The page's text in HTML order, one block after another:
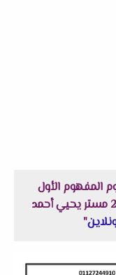
المفهوم الأول
للصف الرابع الإبتدائي الترم الأول 2025 مستر يحيي أحمد
"